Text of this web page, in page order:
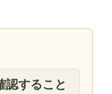
認すること